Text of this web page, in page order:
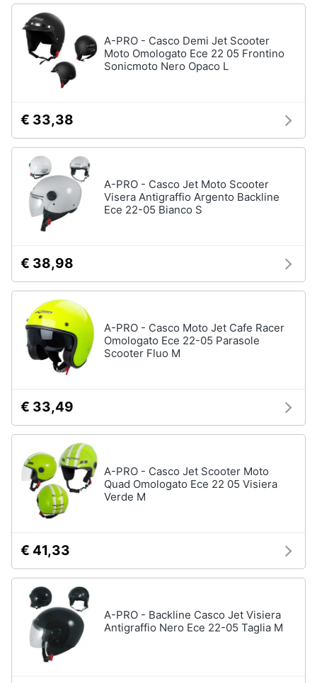
A-PRO - Casco Demi Jet Scooter
Moto Omologato Ece 22 05 Frontino
Sonicmoto Nero Opaco L
€ 33,38
A-PRO - Casco Jet Moto Scooter
Visera Antigraffio Argento Backline
Ece 22-05 Bianco S
€ 38,98
A-PRO - Casco Moto Jet Cafe Racer
Omologato Ece 22-05 Parasole
Scooter Fluo M
€ 33,49
A-PRO - Casco Jet Scooter Moto
Quad Omologato Ece 22 05 Visiera
Verde M
€ 41,33
A-PRO - Backline Casco Jet Visiera
Antigraffio Nero Ece 22-05 Taglia M